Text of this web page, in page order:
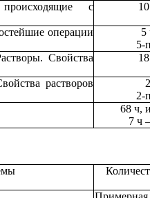
с
операции
5
5-
Свойства
растворов
2
2-
68 ч,
7 ч